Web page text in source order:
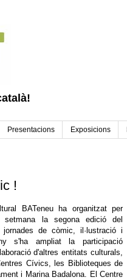
Presentacions Exposicions
!
BATeneu ha organitzat per
la segona edició del
jornades de còmic, il·lustració i
s'ha ampliat la participació
d'altres entitats culturals,
Cívics, les Biblioteques de
i Marina Badalona. El Centre